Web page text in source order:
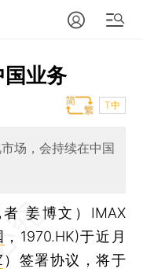
业务
T中
场，会持续在中国
姜博文） IMAX
，1970.HK)于近月
）签署协议，将于